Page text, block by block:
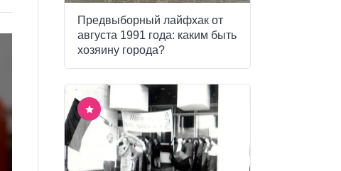
Предвыборный лайфхак от
августа 1991 года: каким быть
хозяину города?